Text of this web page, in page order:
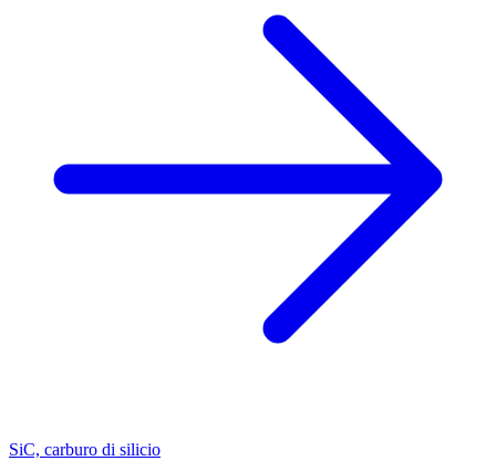
SiC, carburo di silicio